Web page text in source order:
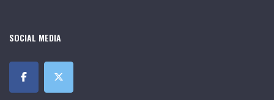
SOCIAL MEDIA